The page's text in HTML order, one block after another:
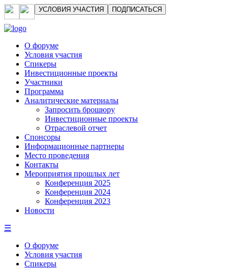
УСЛОВИЯ УЧАСТИЯ ПОДПИСАТЬСЯ
О форуме
Условия участия
Спикеры
Инвестиционные проекты
Участники
Программа
Аналитические материалы
Запросить брошюру
Инвестиционные проекты
Отраслевой отчет
Спонсоры
Информационные партнеры
Место проведения
Контакты
Мероприятия прошлых лет
Конференция 2025
Конференция 2024
Конференция 2023
Новости
☰
О форуме
Условия участия
Спикеры